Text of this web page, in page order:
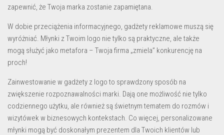
zapewnić, że Twoja marka zostanie zapamiętana.
W dobie przeciążenia informacyjnego, gadżety reklamowe muszą się
wyróżniać. Młynki z Twoim logo nie tylko są praktyczne, ale także
mogą służyć jako metafora – Twoja firma „zmiela” konkurencję na
proch!
Zainwestowanie w gadżety z logo to sprawdzony sposób na
zwiększenie rozpoznawalności marki. Dają one możliwość nie tylko
codziennego użytku, ale również są świetnym tematem do rozmów i
wizytówek w biznesowych kontekstach. Co więcej, personalizowane
młynki mogą być doskonałym prezentem dla Twoich klientów lub